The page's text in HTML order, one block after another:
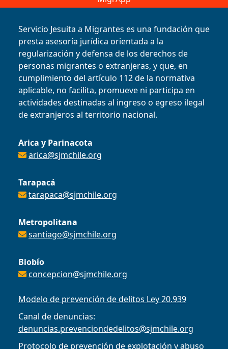
Servicio Jesuita a Migrantes es una fundación que
presta asesoría jurídica orientada a la
regularización y defensa de los derechos de
personas migrantes o extranjeras, y que, en
cumplimiento del artículo 112 de la normativa
aplicable, no facilita, promueve ni participa en
actividades destinadas al ingreso o egreso ilegal
de extranjeros al territorio nacional.
Arica y Parinacota
arica@sjmchile.org
Tarapacá
tarapaca@sjmchile.org
Metropolitana
santiago@sjmchile.org
Biobío
concepcion@sjmchile.org
Modelo de prevención de delitos Ley 20.939
Canal de denuncias:
denuncias.prevenciondedelitos@sjmchile.org
Protocolo de prevención de explotación y abuso